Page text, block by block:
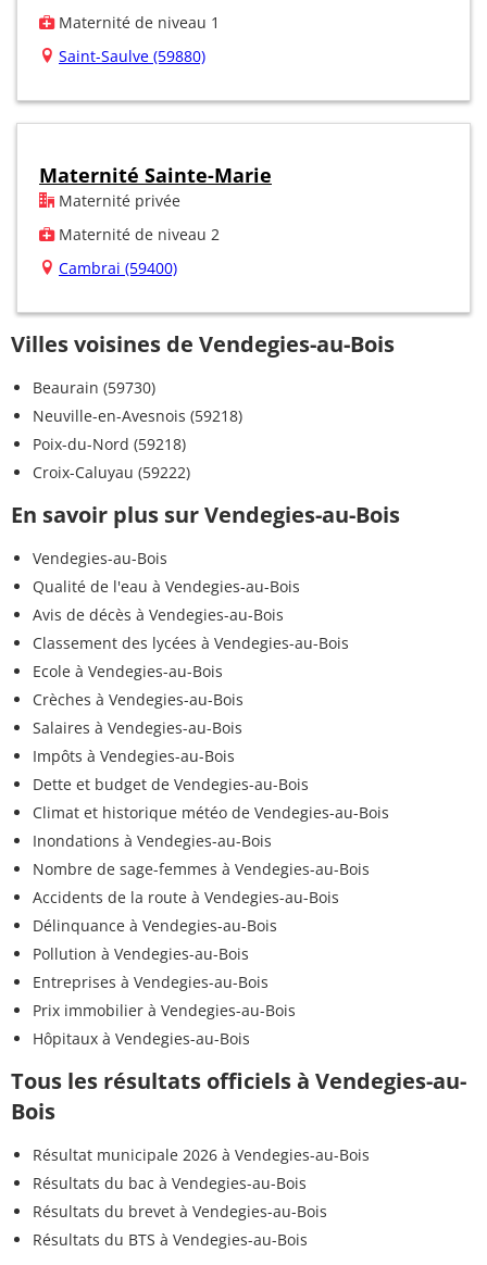
Maternité de niveau 1
Saint-Saulve (59880)
Maternité Sainte-Marie
Maternité privée
Maternité de niveau 2
Cambrai (59400)
Villes voisines de Vendegies-au-Bois
Beaurain (59730)
Neuville-en-Avesnois (59218)
Poix-du-Nord (59218)
Croix-Caluyau (59222)
En savoir plus sur Vendegies-au-Bois
Vendegies-au-Bois
Qualité de l'eau à Vendegies-au-Bois
Avis de décès à Vendegies-au-Bois
Classement des lycées à Vendegies-au-Bois
Ecole à Vendegies-au-Bois
Crèches à Vendegies-au-Bois
Salaires à Vendegies-au-Bois
Impôts à Vendegies-au-Bois
Dette et budget de Vendegies-au-Bois
Climat et historique météo de Vendegies-au-Bois
Inondations à Vendegies-au-Bois
Nombre de sage-femmes à Vendegies-au-Bois
Accidents de la route à Vendegies-au-Bois
Délinquance à Vendegies-au-Bois
Pollution à Vendegies-au-Bois
Entreprises à Vendegies-au-Bois
Prix immobilier à Vendegies-au-Bois
Hôpitaux à Vendegies-au-Bois
Tous les résultats officiels à Vendegies-au-
Bois
Résultat municipale 2026 à Vendegies-au-Bois
Résultats du bac à Vendegies-au-Bois
Résultats du brevet à Vendegies-au-Bois
Résultats du BTS à Vendegies-au-Bois